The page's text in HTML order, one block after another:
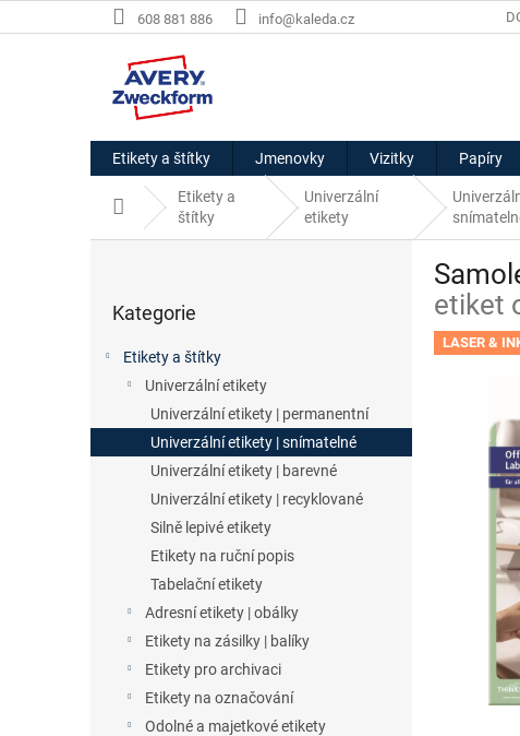
na
608 881 886 info@kaleda.cz
Etikety a štítky Jmenovky Vizitky Papíry
Domů
Etikety a
štítky
Univerzální
etikety
kategorie
Kategorie
Etikety a štítky
Univerzální etikety
Univerzální etikety | permanentní
Univerzální etikety | snímatelné
Univerzální etikety | barevné
Univerzální etikety | recyklované
Silně lepivé etikety
Etikety na ruční popis
Tabelační etikety
Adresní etikety | obálky
Etikety na zásilky | balíky
Etikety pro archivaci
Etikety na označování
Odolné a majetkové etikety
etiket
LASER &